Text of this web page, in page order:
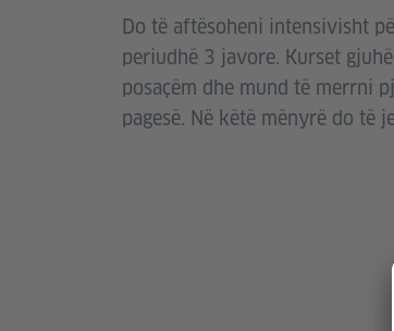
Do të aftësoheni intensivisht
periudhë 3 javore. Kurset
posaçëm dhe mund të merrni
pagesë. Në këtë mënyrë do të